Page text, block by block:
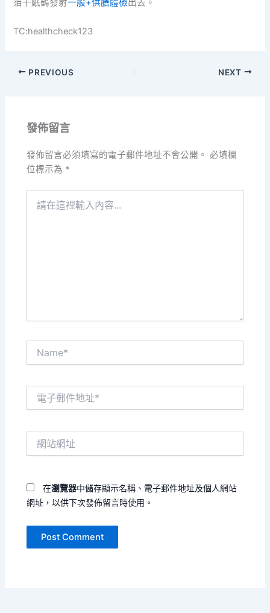
箔千紙鶴發射一般+供膳體檢出去。
TC:healthcheck123
PREVIOUS NEXT
發佈留言
發佈留言必須填寫的電子郵件地址不會公開。 必填欄
位標示為 *
在瀏覽器中儲存顯示名稱、電子郵件地址及個人網站
網址，以供下次發佈留言時使用。